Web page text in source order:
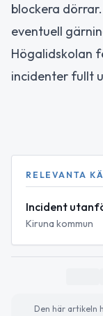
blockera
eventuell
Högalidskolan
incidenter fullt
RELEVANTA
Incident
Kiruna kommun
Den här artikeln